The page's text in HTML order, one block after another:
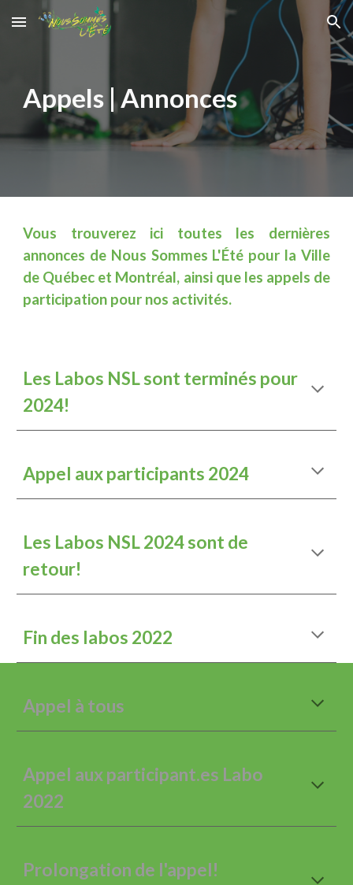
Skip to main content Skip to navigation
Appels | Annonces
Vous trouverez ici toutes les dernières
annonces de Nous Sommes L'Été pour la Ville
de Québec et Montréal, ainsi que les appels de
participation pour nos activités.
Les Labos NSL sont terminés pour
2024!
Appel aux participants 2024
Les Labos NSL 2024 sont de
retour!
Fin des labos 2022
Appel à tous
Appel aux participant.es Labo
2022
Prolongation de l'appel!